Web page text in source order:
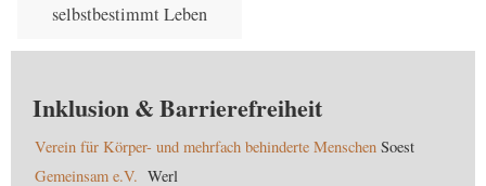
selbstbestimmt Leben
Inklusion & Barrierefreiheit
Verein für Körper- und mehrfach behinderte Menschen Soest
Gemeinsam e.V. Werl